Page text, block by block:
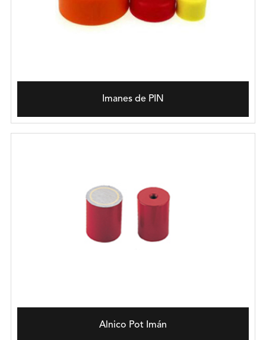
Imanes de PIN
Alnico Pot Imán